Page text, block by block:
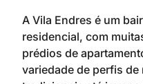
A Vila Endres é um
residencial, com
prédios de
variedade de perfis